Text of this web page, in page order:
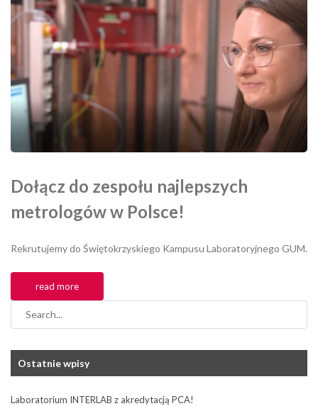
Dołącz do zespołu najlepszych
metrologów w Polsce!
Rekrutujemy do Świętokrzyskiego Kampusu Laboratoryjnego GUM.
read more
Ostatnie wpisy
Laboratorium INTERLAB z akredytacją PCA!